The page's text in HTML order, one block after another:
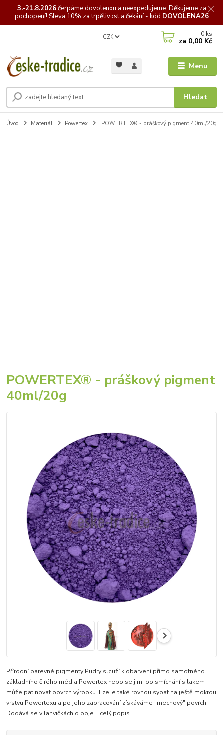
3.-21.8.2026čerpámedovolenou a neexpedujeme. Děkujeme za
pochopení! Sleva 10% za trpělivost a čekání - kód DOVOLENA26
Menu
CZK
Hledat
0 ks
za 0,00 Kč
Úvod Materiál Powertex POWERTEX® - práškový pigment 40ml/20g
POWERTEX® - práškový pigment
40ml/20g
Přírodní barevné pigmenty Pudry slouží k obarvení přímo samotného
základního čirého média Powertex nebo se jimi po smíchání s lakem
může patinovat povrch výrobku. Lze je také rovnou sypat na ještě mokrou
vrstvu Powertexu a po jeho zapracování získáváme "mechový" povrch
Dodává se v lahvičkách o obje... celý popis